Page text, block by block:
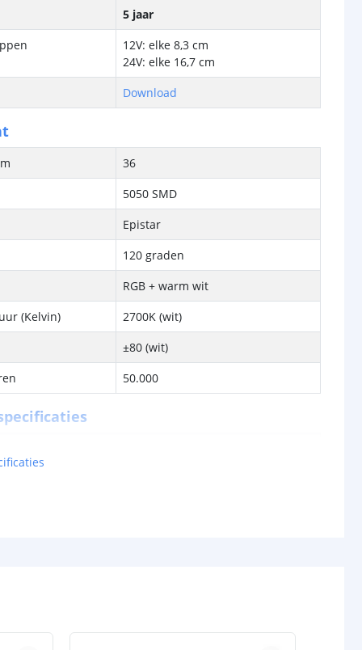
5 jaar
12V: elke 8,3 cm
24V: elke 16,7 cm
Download
36
5050 SMD
Epistar
120 graden
RGB + warm wit
(Kelvin)
2700K (wit)
±80 (wit)
50.000